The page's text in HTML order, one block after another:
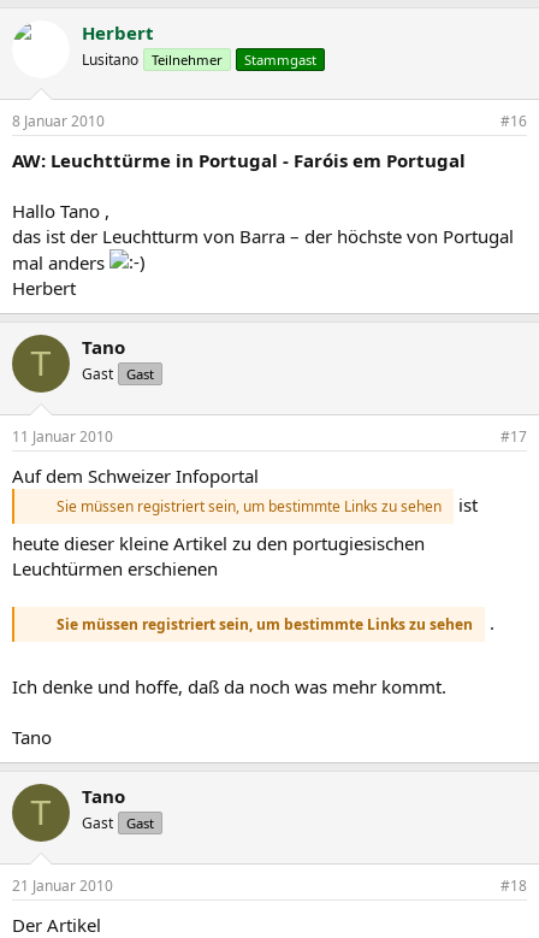
Herbert
Lusitano Teilnehmer Stammgast
8 Januar 2010 #16
AW: Leuchttürme in Portugal - Faróis em Portugal
Hallo Tano ,
das ist der Leuchtturm von Barra – der höchste von Portugal
mal anders
Herbert
T Tano
Gast Gast
11 Januar 2010 #17
Auf dem Schweizer Infoportal
Sie müssen registriert sein, um bestimmte Links zu sehen
ist
heute dieser kleine Artikel zu den portugiesischen
Leuchtürmen erschienen
Sie müssen registriert sein, um bestimmte Links zu sehen .
Ich denke und hoffe, daß da noch was mehr kommt.
Tano
T Tano
Gast Gast
21 Januar 2010 #18
Der Artikel